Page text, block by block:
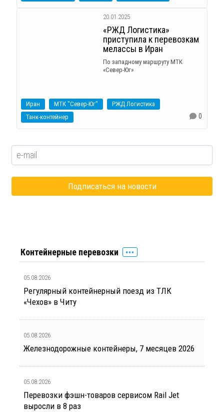
20.01.2025
«РЖД Логистика»
приступила к перевозкам
мелассы в Иран
По западному маршруту МТК
«Север-Юг»
Иран МТК "Север-Юг"
РЖД Логистика
Танк-контейнер
0
Контейнерные перевозки
05.08.2026
Регулярный контейнерный поезд из ТЛК
«Чехов» в Читу
05.08.2026
Железнодорожные контейнеры, 7 месяцев 2026
05.08.2026
Перевозки фэшн-товаров сервисом Rail Jet
выросли в 8 раз